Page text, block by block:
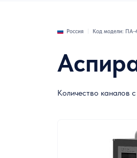
Расходные
Контрольно-
Оборудование
назначения
Россия Код модели: ПА-
Количество каналов